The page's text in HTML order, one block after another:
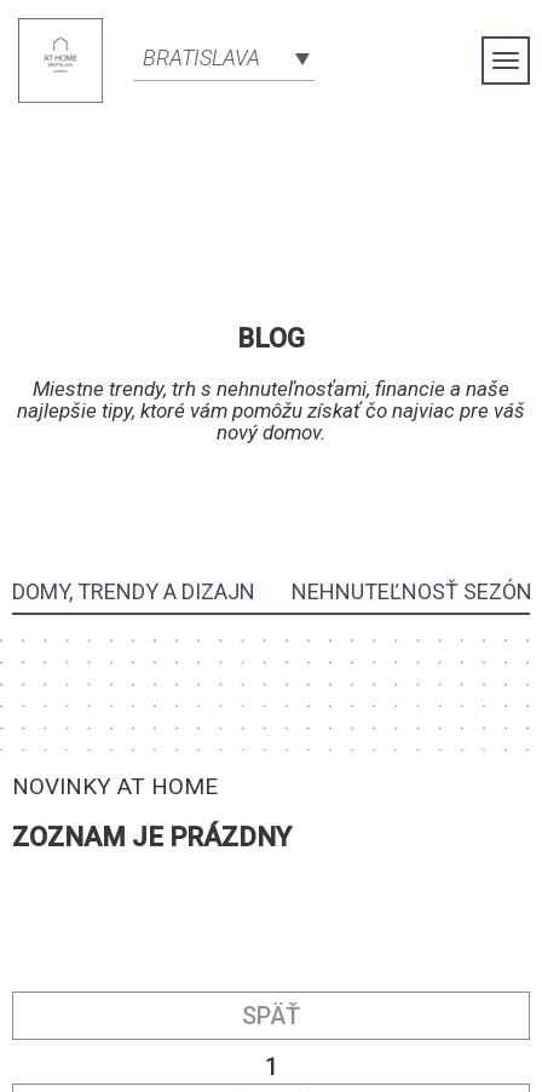
BRATISLAVA
BLOG
Miestne trendy, trh s nehnuteľnosťami, financie a naše
najlepšie tipy, ktoré vám pomôžu získať čo najviac pre váš
nový domov.
DOMY, TRENDY A DIZAJN NEHNUTEĽNOSŤ
NOVINKY AT HOME
ZOZNAM JE PRÁZDNY
SPÄŤ
1